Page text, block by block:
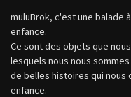
muluBrok, c'est une balade
enfance.
Ce sont des objets que
lesquels nous nous
de belles histoires qui nous
enfance.